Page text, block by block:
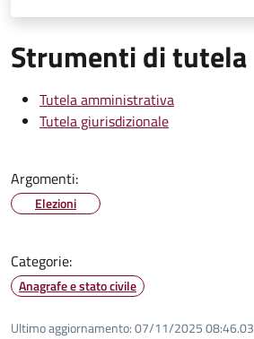
Strumenti di tutela
Tutela amministrativa
Tutela giurisdizionale
Argomenti:
Elezioni
Categorie:
Anagrafe e stato civile
Ultimo aggiornamento:07/11/2025 08:46.03